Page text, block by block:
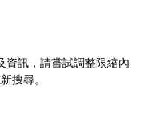
資訊，請嘗試調整限縮內
搜尋。